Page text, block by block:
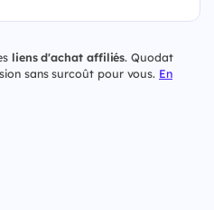
liens d'achat affiliés. Quodat
sans surcoût pour vous. En